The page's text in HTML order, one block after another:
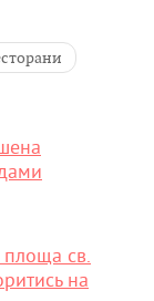
площа св.
на